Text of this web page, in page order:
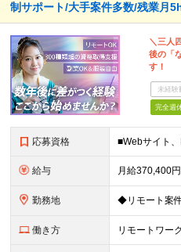
制サポート/大手案件多数/残業月
＼三人
後の「
す！
未経験
完全週
応募資格
給与
勤務地
働き方 リモートワー